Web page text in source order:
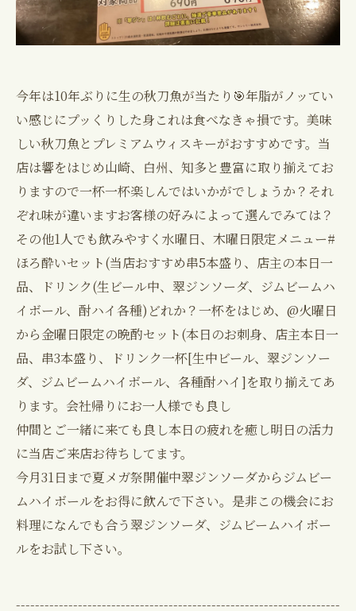
今年は10年ぶりに生の秋刀魚が当たり🎯年脂がノッてい
い感じにプッくりした身これは食べなきゃ損です。美味
しい秋刀魚とプレミアムウィスキーがおすすめです。当
店は響をはじめ山崎、白州、知多と豊富に取り揃えてお
りますので一杯一杯楽しんではいかがでしょうか？それ
ぞれ味が違いますお客様の好みによって選んでみては？
その他1人でも飲みやすく水曜日、木曜日限定メニュー#
ほろ酔いセット(当店おすすめ串5本盛り、店主の本日一
品、ドリンク(生ビール中、翠ジンソーダ、ジムビームハ
イボール、酎ハイ各種)どれか？一杯をはじめ、@火曜日
から金曜日限定の晩酌セット(本日のお刺身、店主本日一
品、串3本盛り、ドリンク一杯[生中ビール、翠ジンソー
ダ、ジムビームハイボール、各種酎ハイ]を取り揃えてあ
ります。会社帰りにお一人様でも良し
仲間とご一緒に来ても良し本日の疲れを癒し明日の活力
に当店ご来店お待ちしてます。
今月31日まで夏メガ祭開催中翠ジンソーダからジムビー
ムハイボールをお得に飲んで下さい。是非この機会にお
料理になんでも合う翠ジンソーダ、ジムビームハイボー
ルをお試し下さい。
--------------------------------------------------------------------